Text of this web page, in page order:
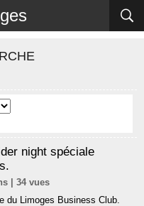
night spéciale
| 34 vues
du Limoges Business Club.